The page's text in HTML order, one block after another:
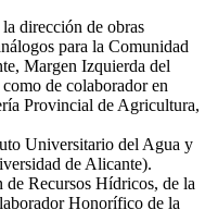
dirección de obras
para la Comunidad
Margen Izquierda del
de colaborador en
Provincial de Agricultura,
Universitario del Agua y
de Alicante).
Recursos Hídricos, de la
Honorífico de la